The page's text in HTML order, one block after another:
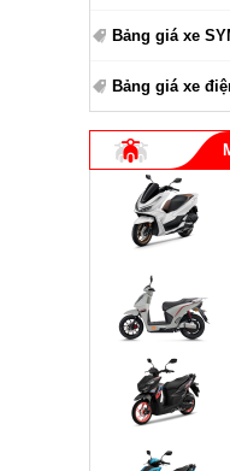
Bảng giá xe
Bảng giá xe